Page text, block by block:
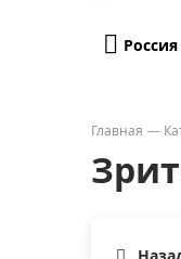
Телескопы
Бинокли
Россия
Главная